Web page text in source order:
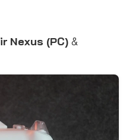
Nexus (PC)&